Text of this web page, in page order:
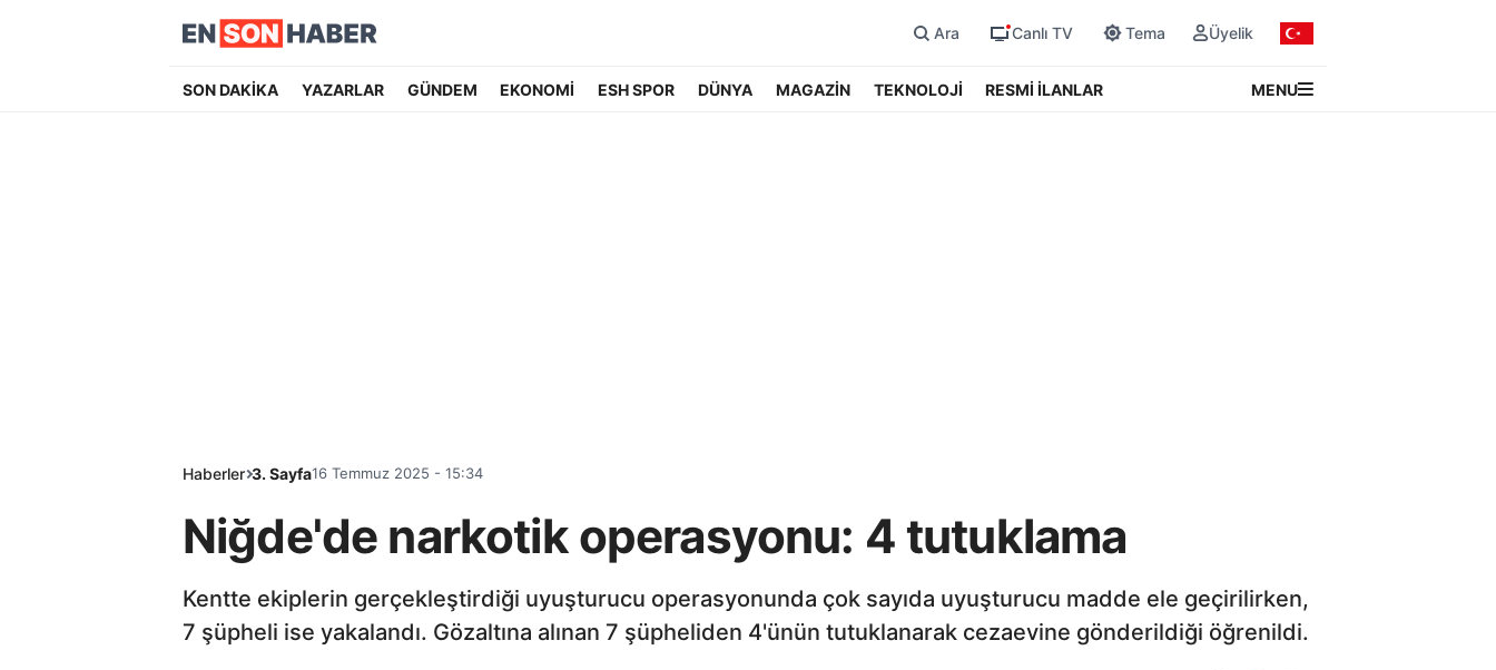
Ara Canlı TV Tema Üyelik
SON DAKİKA YAZARLAR GÜNDEM EKONOMİ ESH SPOR DÜNYA MAGAZİN TEKNOLOJİ RESMİ İLANLAR MENU
Haberler 3. Sayfa16 Temmuz 2025 - 15:34
Niğde'de narkotik operasyonu: 4 tutuklama
Kentte ekiplerin gerçekleştirdiği uyuşturucu operasyonunda çok sayıda uyuşturucu madde ele geçirilirken,
7 şüpheli ise yakalandı. Gözaltına alınan 7 şüpheliden 4'ünün tutuklanarak cezaevine gönderildiği öğrenildi.